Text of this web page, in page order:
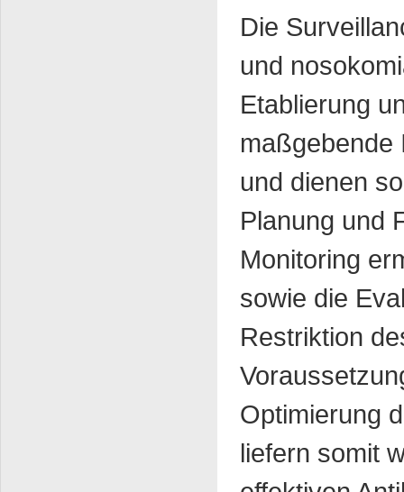
Die
und
Etablierung
maßgebende
und dienen
Planung und
Monitoring
sowie die
Restriktion
Optimierung
liefern somit